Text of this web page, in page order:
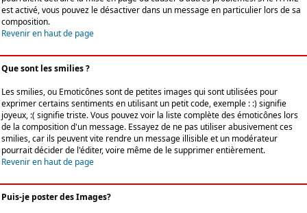
est activé, vous pouvez le désactiver dans un message en particulier lors de sa
composition.
Revenir en haut de page
Que sont les smilies ?
Les smilies, ou Emoticônes sont de petites images qui sont utilisées pour
exprimer certains sentiments en utilisant un petit code, exemple : :) signifie
joyeux, :( signifie triste. Vous pouvez voir la liste complète des émoticônes lors
de la composition d'un message. Essayez de ne pas utiliser abusivement ces
smilies, car ils peuvent vite rendre un message illisible et un modérateur
pourrait décider de l'éditer, voire même de le supprimer entièrement.
Revenir en haut de page
Puis-je poster des Images?